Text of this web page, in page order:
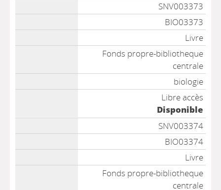
SNV003373
BIO03373
Livre
Fonds propre-bibliotheque
centrale
biologie
Libre accès
Disponible
SNV003374
BIO03374
Livre
Fonds propre-bibliotheque
centrale